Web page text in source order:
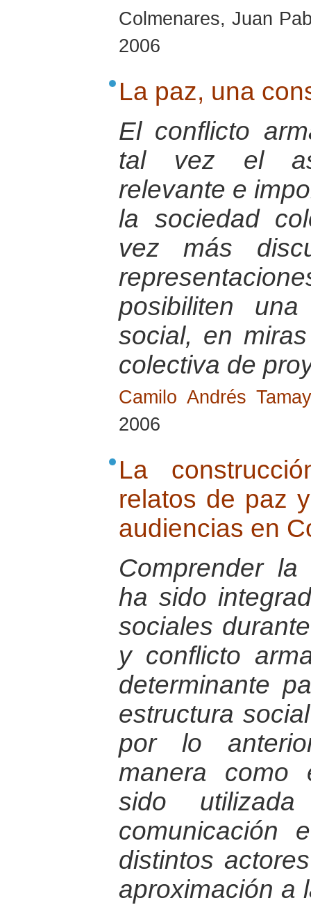
Colmenares, Juan
2006
La paz, una
El conflicto
tal vez el
relevante e
la sociedad
vez más
posibiliten
social, en
colectiva de
Camilo Andrés
2006
La
relatos de paz
audiencias en
Comprender
ha sido
sociales
y conflicto
determinante
estructura
por lo
manera como
sido
comunicación
distintos
aproximación a